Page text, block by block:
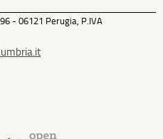
- 06121 Perugia, P.IVA